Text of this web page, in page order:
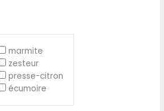
marmite
zesteur
presse-citron
écumoire